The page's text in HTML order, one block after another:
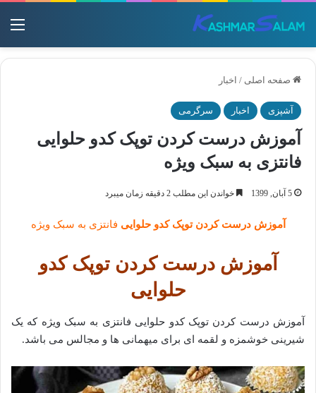
صفحه اصلی / اخبار
آشپزی اخبار سرگرمی
آموزش درست کردن توپک کدو حلوایی
فانتزی به سبک ویژه
5 آبان, 1399 خواندن این مطلب 2 دقیقه زمان میبرد
آموزش درست کردن توپک کدو حلوایی فانتزی به سبک ویژه
آموزش درست کردن توپک کدو
حلوایی
آموزش درست کردن توپک کدو حلوایی فانتزی به سبک ویژه که یک
شیرینی خوشمزه و لقمه ای برای میهمانی ها و مجالس می باشد.